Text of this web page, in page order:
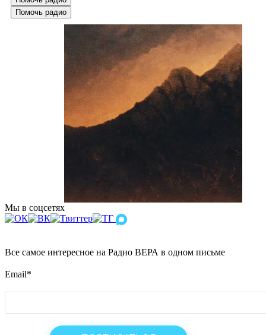
Помочь радио
Мы в соцсетях
Все самое интересное на Радио ВЕРА в одном письме
Email*